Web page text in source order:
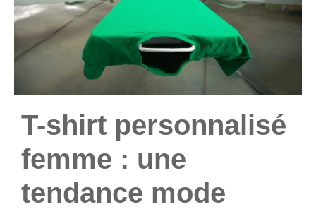
T-shirt personnalisé
femme : une
tendance mode